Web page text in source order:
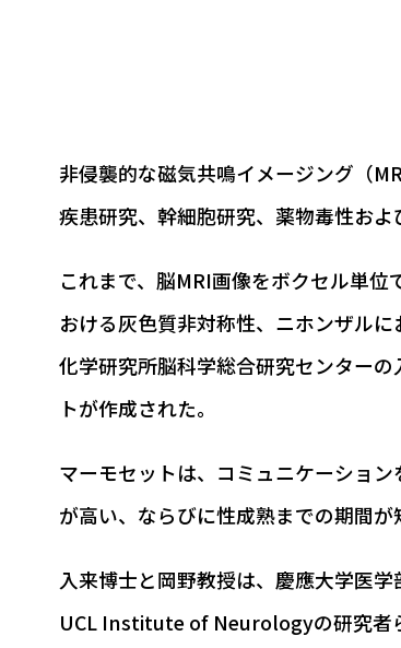
非侵襲的な磁気共鳴イメージング（
疾患研究、幹細胞研究、薬物毒性およ
これまで、脳MRI画像をボクセル単
おける灰色質非対称性、ニホンザル
化学研究所脳科学総合研究センター
トが作成された。
マーモセットは、コミュニケーショ
が高い、ならびに性成熟までの期間が
入来博士と岡野教授は、慶應大学医
UCL Institute of Neurologyの研究者